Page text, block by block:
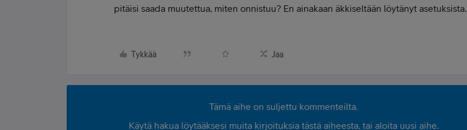
pitäisi saada muutettua, miten onnistuu? En ainakaan äkkiseltään löytänyt asetuksista.
Tykkää Jaa
Tämä aihe on suljettu kommenteilta.
Käytä hakua löytääksesi muita kirjoituksia tästä aiheesta, tai aloita uusi aihe.